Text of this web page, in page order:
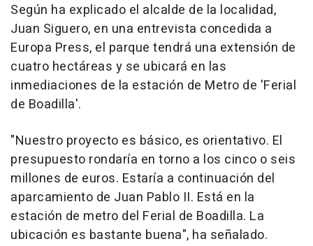
Según ha explicado el alcalde de la localidad,
Juan Siguero, en una entrevista concedida a
Europa Press, el parque tendrá una extensión de
cuatro hectáreas y se ubicará en las
inmediaciones de la estación de Metro de 'Ferial
de Boadilla'.
"Nuestro proyecto es básico, es orientativo. El
presupuesto rondaría en torno a los cinco o seis
millones de euros. Estaría a continuación del
aparcamiento de Juan Pablo II. Está en la
estación de metro del Ferial de Boadilla. La
ubicación es bastante buena", ha señalado.